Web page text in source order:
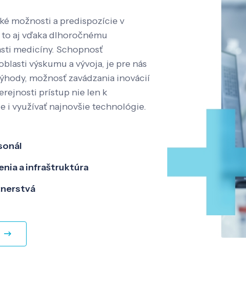
možnosti a predispozície v
aj vďaka dlhoročnému
medicíny. Schopnosť
výskumu a vývoja, je pre nás
možnosť zavádzania inovácií
prístup nie len k
i využívať najnovšie technológie.
a infraštruktúra